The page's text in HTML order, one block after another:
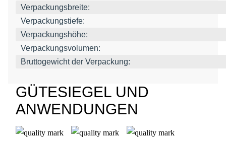
Verpackungsbreite:
Verpackungstiefe:
Verpackungshöhe:
Verpackungsvolumen:
Bruttogewicht der Verpackung:
GÜTESIEGEL UND
ANWENDUNGEN